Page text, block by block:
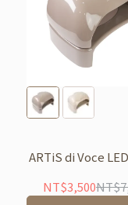
ARTiS di Voce
NT$3,500